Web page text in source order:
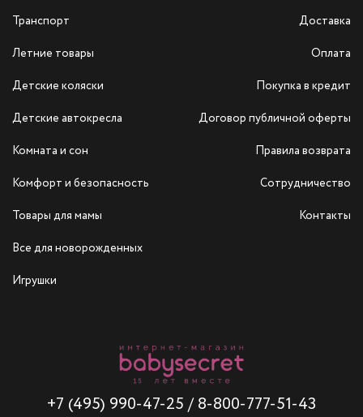
Транспорт
Летние товары
Детские коляски
Детские автокресла
Комната и сон
Комфорт и безопасность
Товары для мамы
Все для новорожденных
Игрушки
+7 (495) 990-47-25 / 8-800-777-51-43
Доставка
Оплата
Покупка в кредит
Договор публичной оферты
Правила возврата
Сотрудничество
Контакты